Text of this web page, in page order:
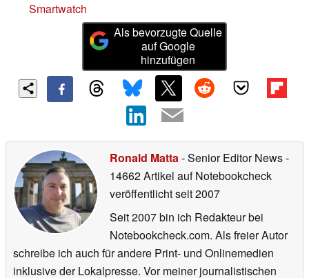
Smartwatch
Als bevorzugte Quelle
auf Google
hinzufügen
Ronald Matta- Senior Editor News-
14662 Artikel auf Notebookcheck
veröffentlichtseit 2007
Seit 2007 bin ich Redakteur bei
Notebookcheck.com. Als freier Autor
schreibe ich auch für andere Print- und Onlinemedien
inklusive der Lokalpresse. Vor meiner journalistischen